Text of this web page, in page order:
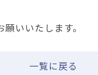
いいたします。
一覧に戻る